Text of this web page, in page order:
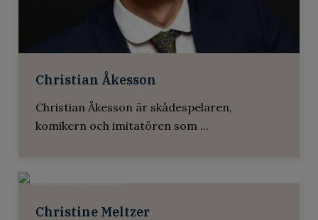
Nightfall
Christian Åkesson
Christian Åkesson är skådespelaren,
komikern och imitatören som ...
Christine Meltzer